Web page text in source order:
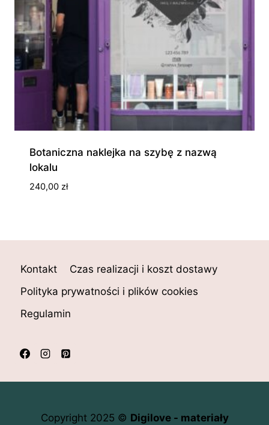
Botaniczna naklejka na szybę z nazwą
lokalu
240,00 zł
Kontakt
Czas realizacji i koszt dostawy
Polityka prywatności i plików cookies
Regulamin
Copyright 2025 © Digilove - materiały